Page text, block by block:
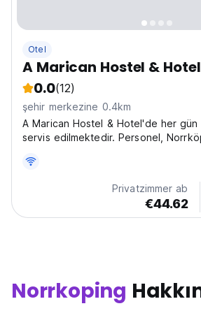
Otel
A Marican Hostel & Hotel
0.0(12)
şehir merkezine 0.4km
A Marican Hostel & Hotel'de her gün
servis edilmektedir. Personel,
tavsiyelerde bulunabilir.
Privatzimmer ab
€44.62
Norrkoping